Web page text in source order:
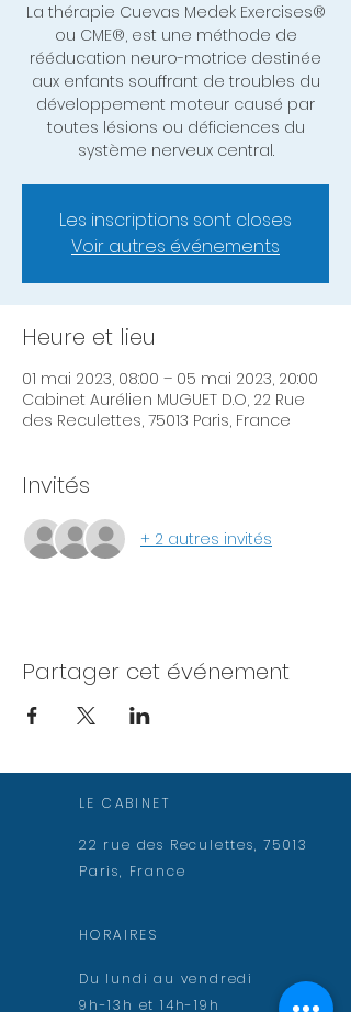
La thérapie Cuevas Medek Exercises®
ou CME®, est une méthode de
rééducation neuro-motrice destinée
aux enfants souffrant de troubles du
développement moteur causé par
toutes lésions ou déficiences du
système nerveux central.
Les inscriptions sont closes
Voir autres événements
Heure et lieu
01 mai 2023, 08:00 – 05 mai 2023, 20:00
Cabinet Aurélien MUGUET D.O, 22 Rue
des Reculettes, 75013 Paris, France
Invités
+ 2 autres invités
Partager cet événement
LE CABINET
22 rue des Reculettes, 75013
Paris, France
HORAIRES
Du lundi au vendredi
9h-13h et 14h-19h